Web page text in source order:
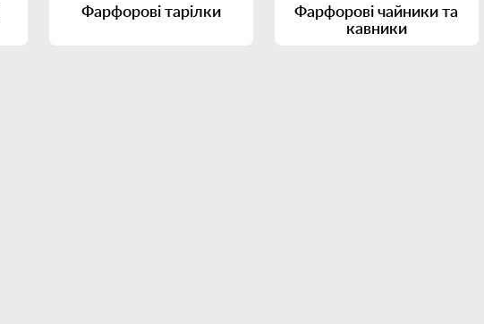
Фарфорові тарілки
Фарфорові чайники та
кавники